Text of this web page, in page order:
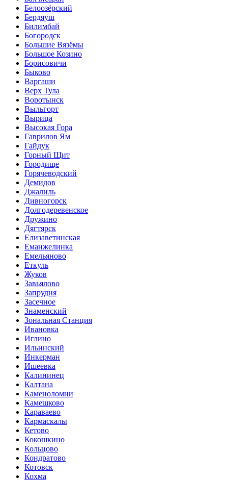
Белоозёрский
Бердяуш
Билимбай
Богородск
Большие Вязёмы
Большое Козино
Борисовичи
Быково
Варгаши
Верх Тула
Воротынск
Выльгорт
Вырица
Высокая Гора
Гаврилов Ям
Гайдук
Горный Щит
Городище
Горячеводский
Демидов
Джалиль
Дивногорск
Долгодеревенское
Дружино
Дягтярск
Елизаветинская
Еманжелинка
Емельяново
Еткуль
Жуков
Завьялово
Запрудня
Засечное
Знаменский
Зональная Станция
Ивановка
Иглино
Ильинский
Инкерман
Ишеевка
Калининец
Калтана
Каменоломни
Камешково
Караваево
Кармаскалы
Кетово
Кокошкино
Кольцово
Кондратово
Котовск
Кохма